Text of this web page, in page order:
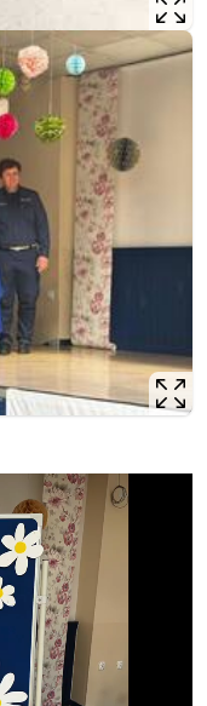
z turnieju